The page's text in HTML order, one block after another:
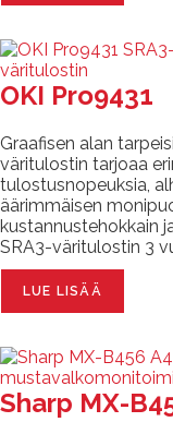
OKI Pro9431
Graafisen alan
väritulostin tarjoaa
tulostusnopeuksia,
äärimmäisen
kustannustehokkain
SRA3-väritulostin 3
LUE LISÄÄ
Sharp MX-